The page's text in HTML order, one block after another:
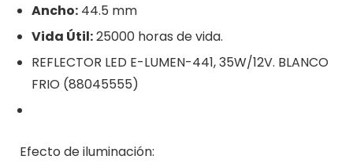
Ancho:44.5 mm
Vida Útil:25000 horas de vida.
REFLECTOR LED E-LUMEN-441, 35W/12V. BLANCO
FRIO (88045555)
Efecto de iluminación: